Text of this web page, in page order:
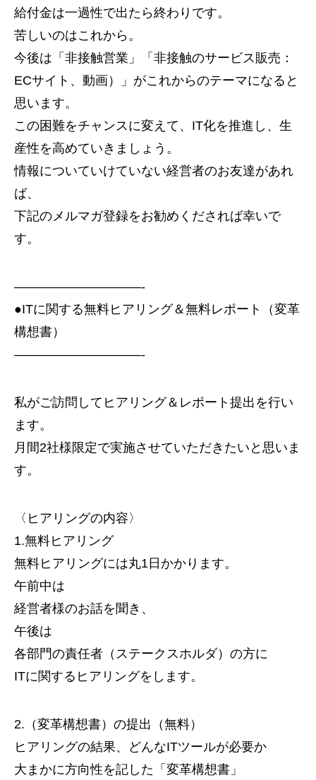
給付金は一過性で出たら終わりです。
苦しいのはこれから。
今後は「非接触営業」「非接触のサービス販売：
ECサイト、動画）」がこれからのテーマになると
思います。
この困難をチャンスに変えて、IT化を推進し、生
産性を高めていきましょう。
情報についていけていない経営者のお友達があれ
ば、
下記のメルマガ登録をお勧めくだされば幸いで
す。
——————————-
●ITに関する無料ヒアリング＆無料レポート（変革
構想書）
——————————-
私がご訪問してヒアリング＆レポート提出を行い
ます。
月間2社様限定で実施させていただきたいと思いま
す。
〈ヒアリングの内容〉
1.無料ヒアリング
無料ヒアリングには丸1日かかります。
午前中は
経営者様のお話を聞き、
午後は
各部門の責任者（ステークスホルダ）の方に
ITに関するヒアリングをします。
2.（変革構想書）の提出（無料）
ヒアリングの結果、どんなITツールが必要か
大まかに方向性を記した「変革構想書」